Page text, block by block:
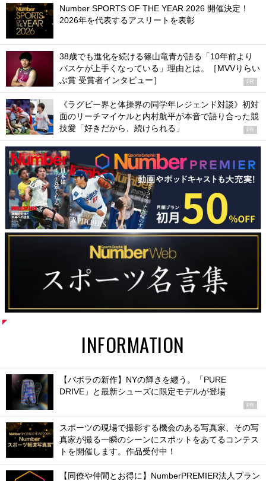
Number SPORTS OF THE YEAR 2026 開催決定！
2026年を代表するアスリートを表彰
38歳でも進化を続ける篠山竜青が語る「10年前より
バスケが上手くなっている」理由とは。［MVVりらい
ぶ賞 受賞者インタビュー］
PR
《ラグビー界と体操界の同学年レジェンド対談》初対
面のリーチマイケルと内村航平が本音で語り合った競
技愛「好きだから、続けられる」
PR
INFORMATION
【バボラの新作】NYの輝きを纏う。「PURE
DRIVE」と最新シューズに限定モデルが登場
PR
スポーツの現場で撮影する機会のある写真家、その写
真家が撮る一瞬のシーンにスポットをあてるコンテス
トを開催します。作品受付中！
【同僚や仲間とお得に】NumberPREMIER法人プラン